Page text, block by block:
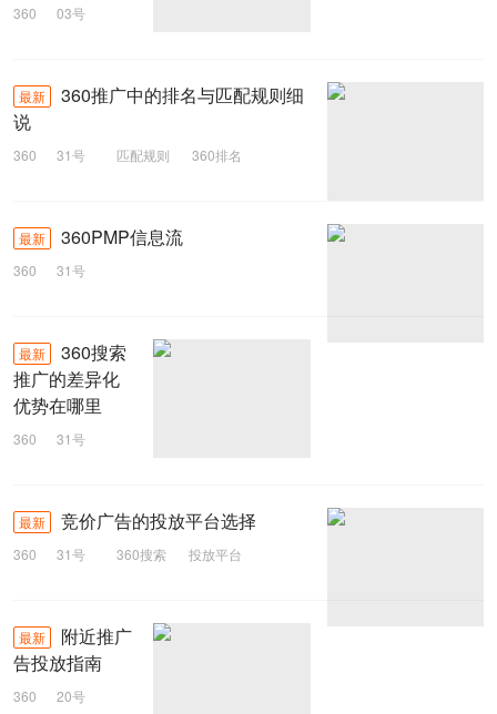
360
03号
最新
360推广中的排名与匹配规则细
说
360 31号 匹配规则
360排名
最新 360PMP信息流
360 31号
最新
360搜索
推广的差异化
优势在哪里
360
31号
360
最新 竞价广告的投放平台选择
360 31号 360搜索
投放平台
最新
附近推广
告投放指南
360
20号